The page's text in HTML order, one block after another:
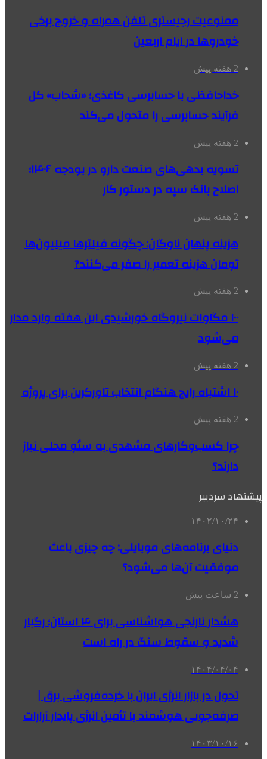
ممنوعیت رجیستری تلفن همراه و خروج برخی
خودروها در ایام اربعین
2 هفته پیش
خداحافظی با حسابرسی کاغذی؛ «شحاب» کل
فرآیند حسابرسی را متحول می‌کند
2 هفته پیش
تسویه بدهی‌های صنعت دارو در بودجه ۱۴۰۶؛
اصلاح بانک سپه در دستور کار
2 هفته پیش
هزینه پنهان ناوگان: چگونه فیلترها میلیون‌ها
تومان هزینه تعمیر را صفر می‌کنند?
2 هفته پیش
۱۰۰ مگاوات نیروگاه‌ خورشیدی این هفته وارد مدار
می‌شود
2 هفته پیش
۱۰ اشتباه رایج هنگام انتخاب تاورکرین برای پروژه
2 هفته پیش
چرا کسب‌وکارهای مشهدی به سئو محلی نیاز
دارند؟
پیشنهاد سردبیر
۱۴۰۲/۱۰/۲۴
دنیای برنامه‌های موبایلی: چه چیزی باعث
موفقیت آن‌ها می‌شود؟
2 ساعت پیش
هشدار نارنجی هواشناسی برای ۴ استان؛ رگبار
شدید و سقوط سنگ در راه است
۱۴۰۴/۰۴/۰۴
تحول در بازار انرژی ایران با خرده‌فروشی برق |
صرفه‌جویی هوشمند با تأمین انرژی پایدار آرارات
۱۴۰۳/۱۰/۱۶